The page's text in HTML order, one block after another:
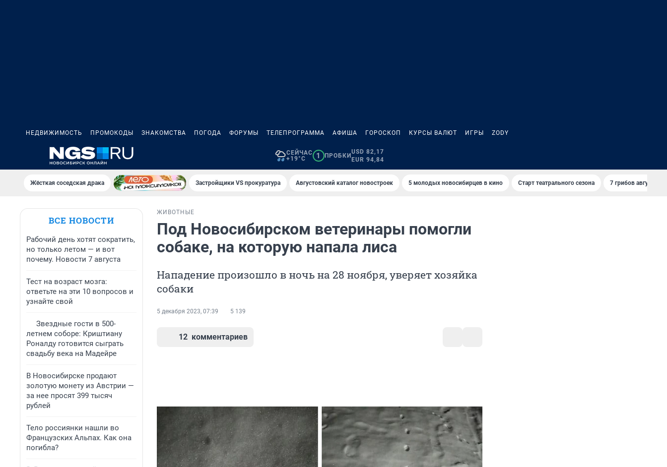
НЕДВИЖИМОСТЬ ПРОМОКОДЫ ЗНАКОМСТВА ПОГОДА ФОРУМЫ ТЕЛЕПРОГРАММА АФИША ГОРОСКОП КУРСЫ ВАЛЮТ ИГРЫ ZODY
СЕЙЧАС
+19°C
1 ПРОБКИ
USD 82,17
EUR 94,84
Жёсткая соседская драка Застройщики VS прокуратура Августовский каталог новостроек 5 молодых новосибирцев в кино Старт театрального сезона 7 грибов августа
ВСЕ НОВОСТИ
Рабочий день хотят сократить,
но только летом — и вот
почему. Новости 7 августа
Тест на возраст мозга:
ответьте на эти 10 вопросов и
узнайте свой
Звездные гости в 500-
летнем соборе: Криштиану
Роналду готовится сыграть
свадьбу века на Мадейре
В Новосибирске продают
золотую монету из Австрии —
за нее просят 399 тысяч
рублей
Тело россиянки нашли во
Французских Альпах. Как она
погибла?
ЖИВОТНЫЕ
Под Новосибирском ветеринары помогли
собаке, на которую напала лиса
Нападение произошло в ночь на 28 ноября, уверяет хозяйка
собаки
5 декабря 2023, 07:39 5 139
12 комментариев